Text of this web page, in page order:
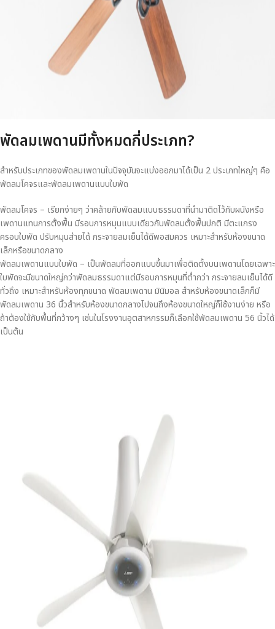
พัดลมเพดานมีทั้งหมดกี่ประเภท?
สำหรับประเภทของพัดลมเพดานในปัจจุบันจะแบ่งออกมาได้เป็น 2 ประเภทใหญ่ๆ คือ
พัดลมโคจรและพัดลมเพดานแบบใบพัด
พัดลมโคจร – เรียกง่ายๆ ว่าคล้ายกับพัดลมแบบธรรมดาที่นำมาติดไว้กับผนังหรือ
เพดานแทนการตั้งพื้น มีรอบการหมุนแบบเดียวกับพัดลมตั้งพื้นปกติ มีตะแกรง
ครอบใบพัด ปรับหมุนส่ายได้ กระจายลมเย็นได้ดีพอสมควร เหมาะสำหรับห้องขนาด
เล็กหรือขนาดกลาง
พัดลมเพดานแบบใบพัด – เป็นพัดลมที่ออกแบบขึ้นมาเพื่อติดตั้งบนเพดานโดยเฉพาะ
ใบพัดจะมีขนาดใหญ่กว่าพัดลมธรรมดาแต่มีรอบการหมุนที่ต่ำกว่า กระจายลมเย็นได้ดี
ทั่วถึง เหมาะสำหรับห้องทุกขนาด พัดลมเพดาน มินิมอล สำหรับห้องขนาดเล็กก็มี
พัดลมเพดาน 36 นิ้วสำหรับห้องขนาดกลางไปจนถึงห้องขนาดใหญ่ก็ใช้งานง่าย หรือ
ถ้าต้องใช้กับพื้นที่กว้างๆ เช่นในโรงงานอุตสาหกรรมก็เลือกใช้พัดลมเพดาน 56 นิ้วได้
เป็นต้น